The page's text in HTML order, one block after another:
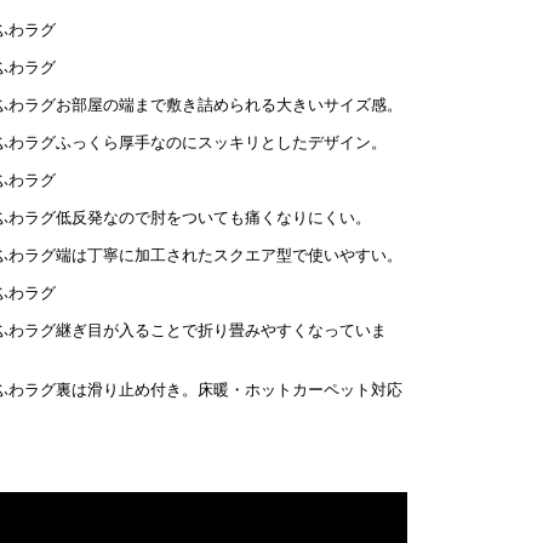
お部屋の端まで敷き詰められる大きいサイズ感。
ふっくら厚手なのにスッキリとしたデザイン。
低反発なので肘をついても痛くなりにくい。
端は丁寧に加工されたスクエア型で使いやすい。
継ぎ目が入ることで折り畳みやすくなっていま
裏は滑り止め付き。床暖・ホットカーペット対応